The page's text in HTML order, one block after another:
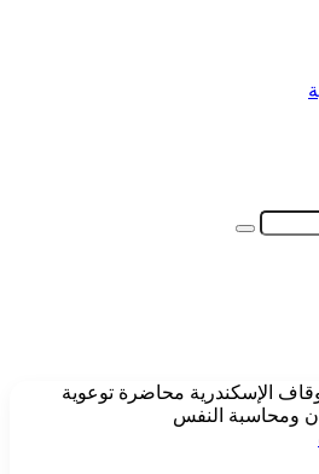
بحث
الإسكندرية محاضرة توعوية
ومحاسبة النفس